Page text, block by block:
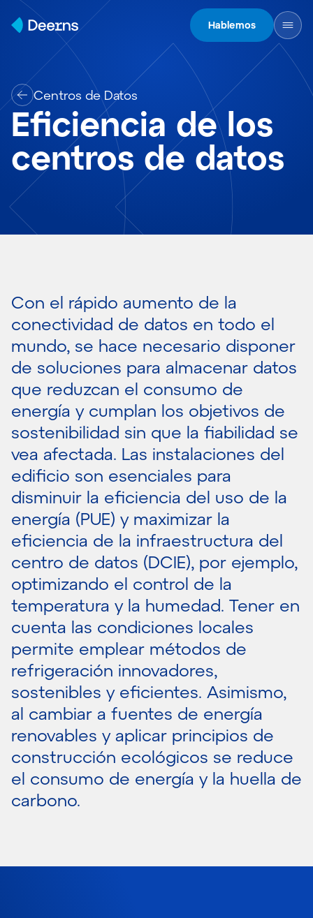
Skip to content
Hablemos
Centros de Datos
Eficiencia de los
centros de datos
Con el rápido aumento de la
conectividad de datos en todo el
mundo, se hace necesario disponer
de soluciones para almacenar datos
que reduzcan el consumo de
energía y cumplan los objetivos de
sostenibilidad sin que la fiabilidad se
vea afectada. Las instalaciones del
edificio son esenciales para
disminuir la eficiencia del uso de la
energía (PUE) y maximizar la
eficiencia de la infraestructura del
centro de datos (DCIE), por ejemplo,
optimizando el control de la
temperatura y la humedad. Tener en
cuenta las condiciones locales
permite emplear métodos de
refrigeración innovadores,
sostenibles y eficientes. Asimismo,
al cambiar a fuentes de energía
renovables y aplicar principios de
construcción ecológicos se reduce
el consumo de energía y la huella de
carbono.